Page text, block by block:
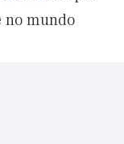
no mundo